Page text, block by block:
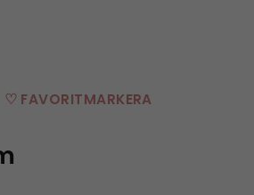
♡ FAVORITMARKERA